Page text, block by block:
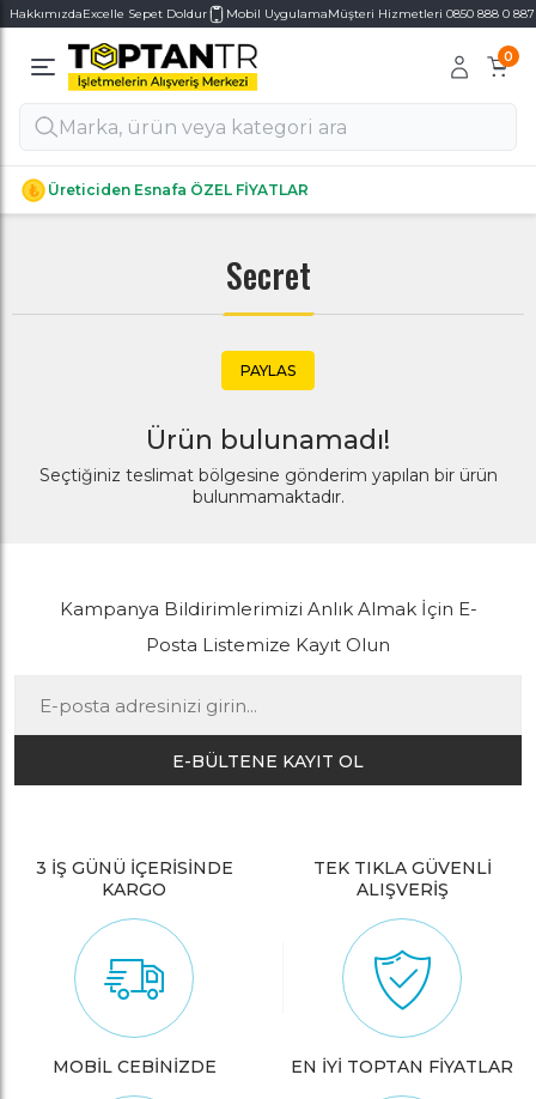
HakkımızdaExcelle Sepet Doldur Mobil UygulamaMüşteri Hizmetleri 0850 888 0 887
0
Üreticiden Esnafa ÖZEL FİYATLAR
Alt Kategoriler
Alt Kategoriler
Secret
PAYLAS
Ürün bulunamadı!
Seçtiğiniz teslimat bölgesine gönderim yapılan bir ürün
bulunmamaktadır.
Kampanya Bildirimlerimizi Anlık Almak İçin E-
Posta Listemize Kayıt Olun
E-BÜLTENE KAYIT OL
3 İŞ GÜNÜ İÇERİSİNDE
KARGO
TEK TIKLA GÜVENLİ
ALIŞVERİŞ
MOBİL CEBİNİZDE EN İYİ TOPTAN FİYATLAR